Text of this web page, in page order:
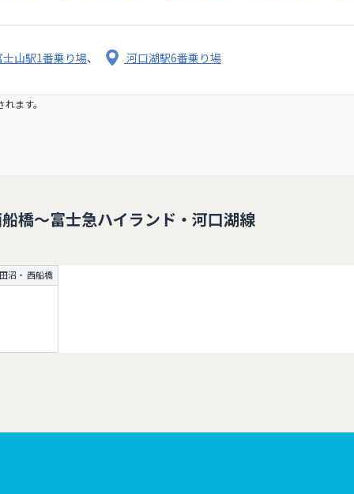
士山駅1番乗り場、 河口湖駅6番乗り場
ます。
橋～富士急ハイランド・河口湖線
沼・ 西船橋